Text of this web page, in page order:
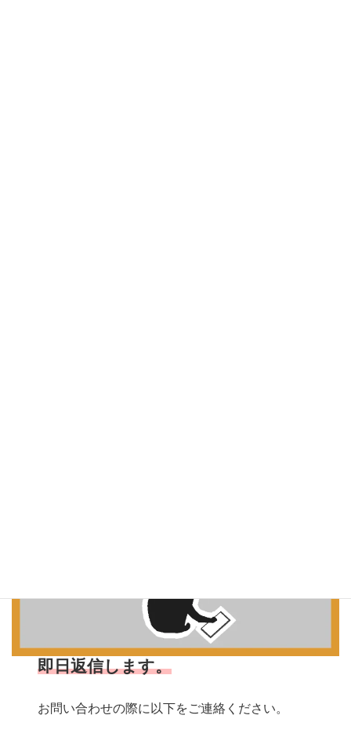
即日返信します。
お問い合わせの際に以下をご連絡ください。